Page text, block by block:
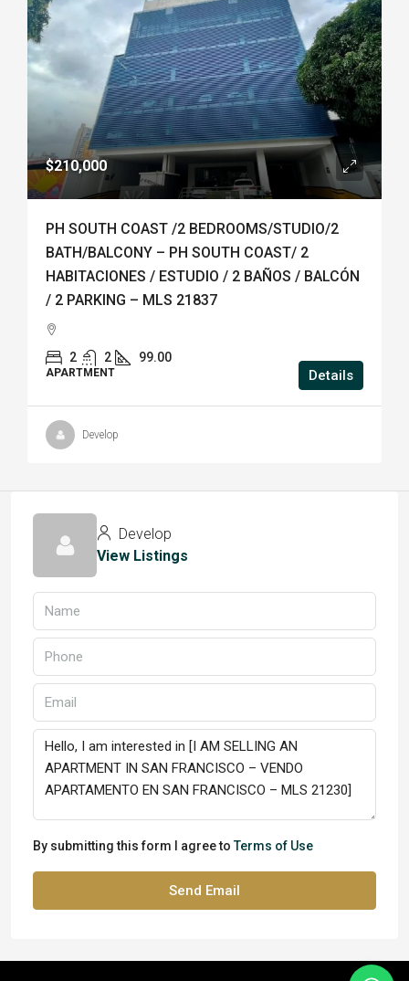
$210,000
PH SOUTH COAST /2 BEDROOMS/STUDIO/2
BATH/BALCONY – PH SOUTH COAST/ 2
HABITACIONES / ESTUDIO / 2 BAÑOS / BALCÓN
/ 2 PARKING – MLS 21837
2 2 99.00
APARTMENT Details
Develop
Develop
View Listings
By submitting this form I agree toTerms of Use
Send Email